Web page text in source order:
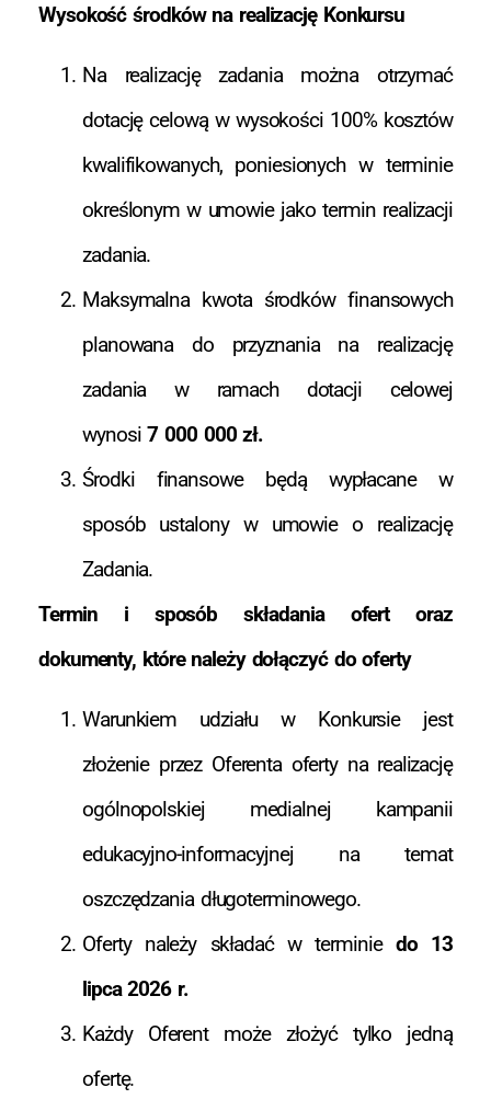
Wysokość środków na realizację Konkursu
Na realizację zadania można otrzymać
dotację celową w wysokości 100% kosztów
kwalifikowanych, poniesionych w terminie
określonym w umowie jako termin realizacji
zadania.
Maksymalna kwota środków finansowych
planowana do przyznania na realizację
zadania w ramach dotacji celowej
wynosi7 000 000 zł.
Środki finansowe będą wypłacane w
sposób ustalony w umowie o realizację
Zadania.
Termin i sposób składania ofert oraz
dokumenty, które należy dołączyć do oferty
Warunkiem udziału w Konkursie jest
złożenie przez Oferenta oferty na realizację
ogólnopolskiej medialnej kampanii
edukacyjno-informacyjnej na temat
oszczędzania długoterminowego.
Oferty należy składać w terminiedo 13
lipca 2026 r.
Każdy Oferent może złożyć tylko jedną
ofertę.